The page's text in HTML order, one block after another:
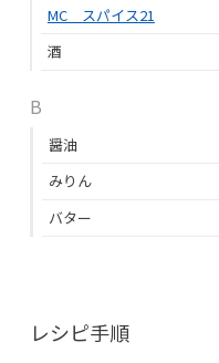
MC スパイス21
酒
B
醤油
みりん
バター
レシピ手順